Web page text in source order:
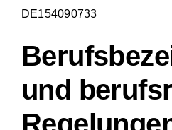
DE154090733
und